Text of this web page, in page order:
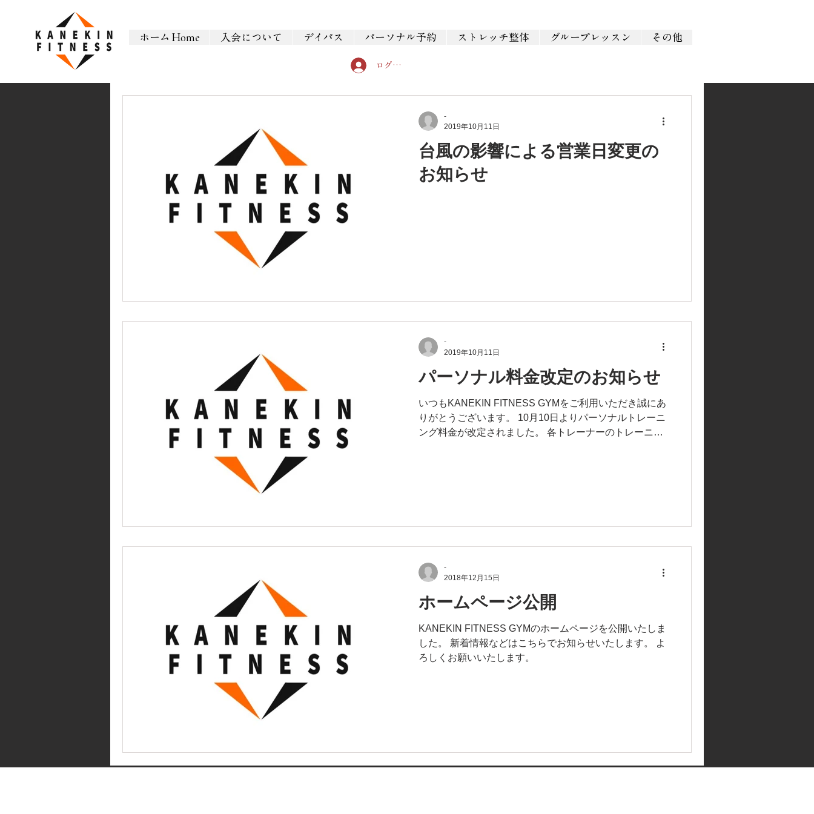
ホーム Home 入会について デイパス パーソナル予約 ストレッチ整体 グループレッスン その他
ログイン
台風の影響による営業日変更の
お知らせ
-
2019年10月11日
パーソナル料金改定のお知らせ
いつもKANEKIN FITNESS GYMをご利用いただき誠にあ
りがとうございます。 10月10日よりパーソナルトレーニ
ング料金が改定されました。 各トレーナーのトレーニン
-
2019年10月11日
ホームページ公開
KANEKIN FITNESS GYMのホームページを公開いたしま
した。 新着情報などはこちらでお知らせいたします。 よ
ろしくお願いいたします。
-
2018年12月15日